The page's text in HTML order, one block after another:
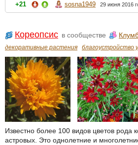
+21 sosna1949 29 июня 2016
Кореопсис в сообществе
декоративные растения благоустройство
Известно более 100 видов цветов рода
астровых. Это однолетние и